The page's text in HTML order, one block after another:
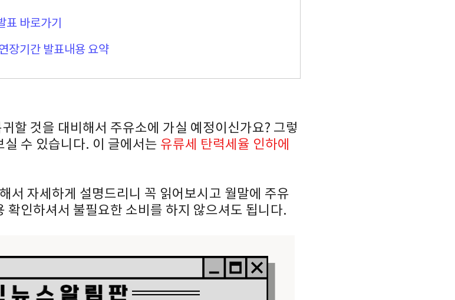
표 바로가기
장기간 발표내용 요약
할 것을 대비해서 주유소에 가실 예정이신가요? 그렇
수 있습니다. 이 글에서는 유류세 탄력세율 인하에
서 자세하게 설명드리니 꼭 읽어보시고 월말에 주유
확인하셔서 불필요한 소비를 하지 않으셔도 됩니다.